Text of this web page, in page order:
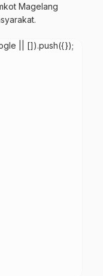
Magelang
|| []).push({});